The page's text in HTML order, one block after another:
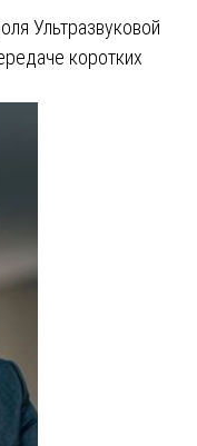
Ультразвуковой
коротких